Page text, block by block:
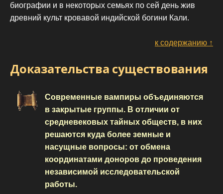
биографии и в некоторых семьях по сей день жив
древний культ кровавой индийской богини Кали.
к содержанию ↑
Доказательства существования
Современные вампиры объединяются
в закрытые группы. В отличии от
средневековых тайных обществ, в них
решаются куда более земные и
насущные вопросы: от обмена
координатами доноров до проведения
независимой исследовательской
работы.